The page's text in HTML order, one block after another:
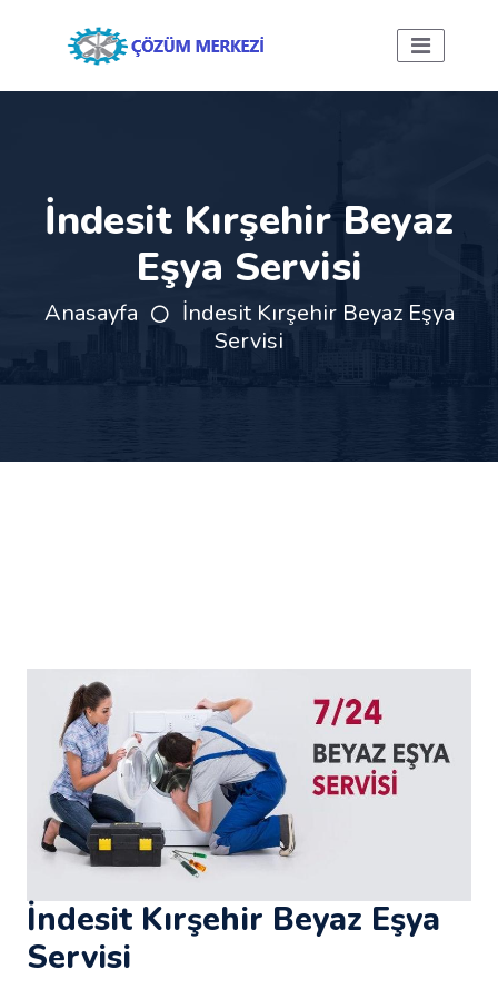
İndesit Kırşehir Beyaz
Eşya Servisi
Anasayfa
İndesit Kırşehir Beyaz Eşya
Servisi
İndesit Kırşehir Beyaz Eşya
Servisi